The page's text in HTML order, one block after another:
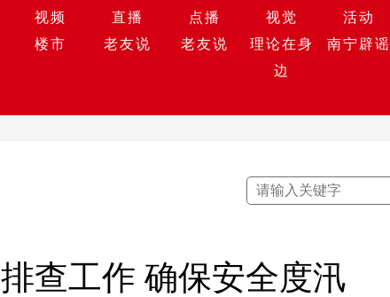
视频 直播 点播 视觉 活动
楼市 老友说 老友说
理论在身
边
南宁辟谣
查工作 确保安全度汛